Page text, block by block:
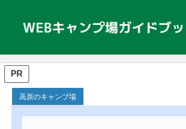
PR
高原のキャンプ場